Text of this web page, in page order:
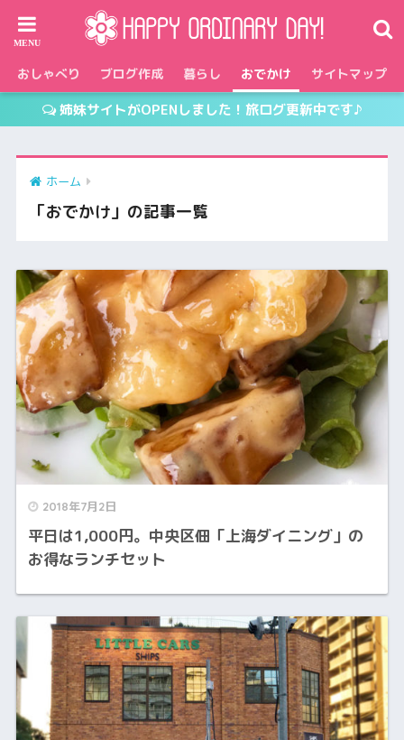
おしゃべり ブログ作成 暮らし おでかけ サイトマップ
姉妹サイトがOPENしました！旅ログ更新中です♪
ホーム
「おでかけ」の記事一覧
2018年7月2日
平日は1,000円。中央区佃「上海ダイニング」の
お得なランチセット